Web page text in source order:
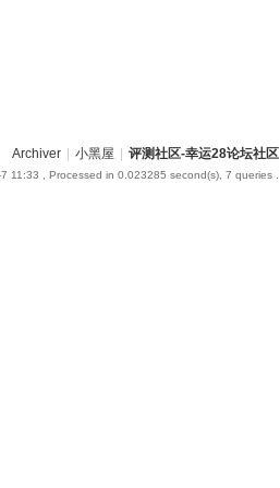
Archiver 小黑屋 评测社区-幸运28论坛社区
11:33 , Processed in 0.023285 second(s), 7 queries .